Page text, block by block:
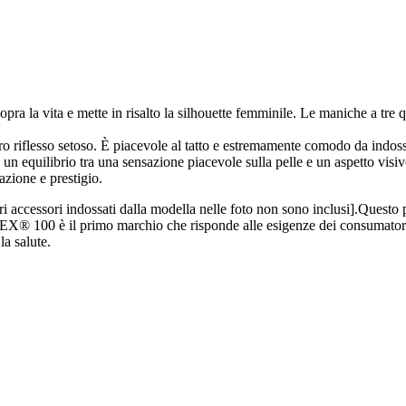
la vita e mette in risalto la silhouette femminile. Le maniche a
riflesso setoso. È piacevole al tatto e estremamente comodo da
equilibrio tra una sensazione piacevole sulla pelle e un aspetto
e prestigio.
indossati dalla modella nelle foto non sono
100 è il primo marchio che risponde alle esigenze dei
salute.